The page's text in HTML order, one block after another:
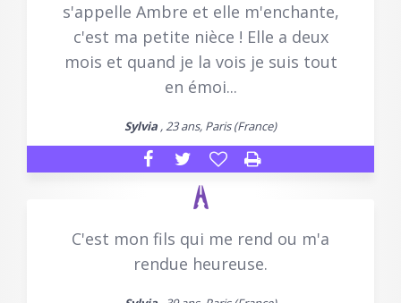
s'appelle Ambre et elle m'enchante,
c'est ma petite nièce ! Elle a deux
mois et quand je la vois je suis tout
en émoi...
Sylvia , 23 ans, Paris (France)
C'est mon fils qui me rend ou m'a
rendue heureuse.